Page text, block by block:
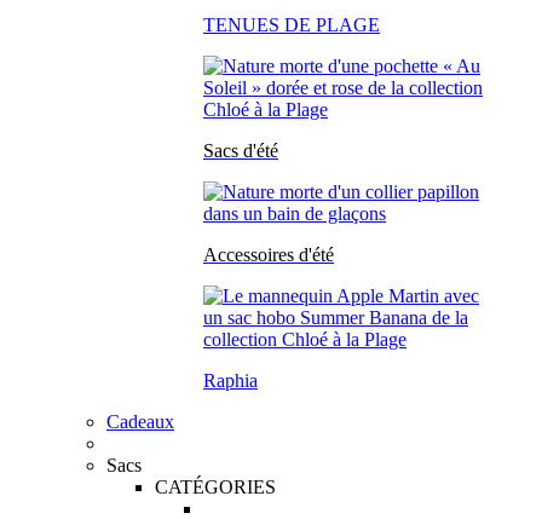
TENUES DE PLAGE
Sacs d'été
Accessoires d'été
Raphia
Cadeaux
Sacs
CATÉGORIES